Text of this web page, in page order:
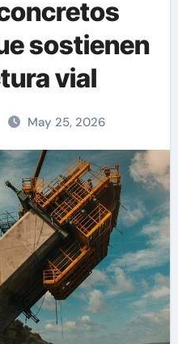
sostienen
vial
May 25, 2026